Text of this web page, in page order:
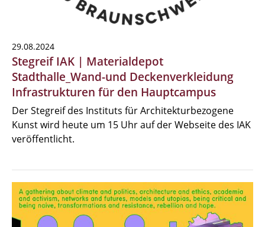
29.08.2024
Stegreif IAK | Materialdepot
Stadthalle_Wand-und Deckenverkleidung
Infrastrukturen für den Hauptcampus
Der Stegreif des Instituts für Architekturbezogene
Kunst wird heute um 15 Uhr auf der Webseite des IAK
veröffentlicht.